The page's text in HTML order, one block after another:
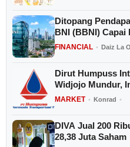
Ditopang
BNI (BBNI) Capai
FINANCIAL • Daiz La
Dirut Humpuss
Widjojo Mundur,
MARKET • Konrad •
DIVA Jual 200
28,38 Juta Saham